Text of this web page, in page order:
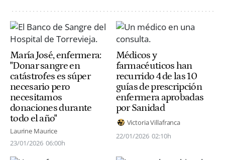
María José, enfermera:
"Donar sangre en
catástrofes es súper
necesario pero
necesitamos
donaciones durante
todo el año"
Laurine Maurice
23/01/2026 06:00h
Médicos y
farmacéuticos han
recurrido 4 de las 10
guías de prescripción
enfermera aprobadas
por Sanidad
Victoria Villafranca
22/01/2026 02:10h